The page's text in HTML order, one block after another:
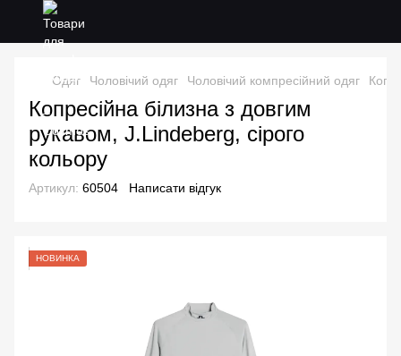
Одяг Чоловічий одяг Чоловічий компресійний одяг
Копресійна білизна з довгим
рукавом, J.Lindeberg, сірого
кольору
Артикул: 60504 Написати відгук
НОВИНКА